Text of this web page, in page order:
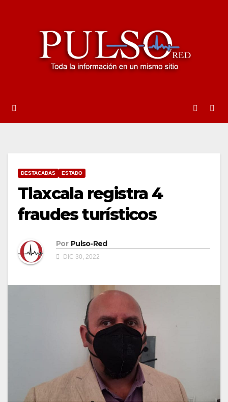
DESTACADAS ESTADO
Tlaxcala registra 4
fraudes turísticos
Por Pulso-Red
DIC 30, 2022